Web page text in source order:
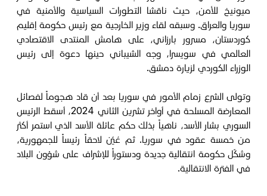
ميونيخ للأمن، حيث ناقشا التطورات السياسية والأمنية في
سوريا والعراق. وسبقه لقاء وزير الخارجية مع رئيس حكومة إقليم
كوردستان، مسرور بارزاني، على هامش المنتدى الاقتصادي
العالمي في سويسرا، وجه الشيباني حينها دعوة إلى رئيس
الوزراء الكوردي لزيارة دمشق.
وتولى الشرع زمام الأمور في سوريا بعد أن قاد هجوماً لفصائل
المعارضة المسلحة في أواخر تشرين الثاني 2024، أسقط الرئيس
السوري بشار الأسد، ناهياً بذلك حكم عائلة الأسد الذي استمر أكثر
من خمسة عقود في سوريا. ثم عُيّن لاحقاً رئيساً للجمهورية،
وشكّل حكومة انتقالية جديدة ودستوراً للإشراف على شؤون البلاد
في الفترة الانتقالية.